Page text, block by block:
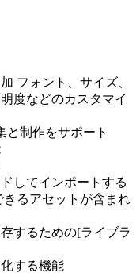
フォント、サイズ、
度などのカスタマイ
と制作をサポート
してインポートする
るアセットが含まれ
するための[ライブラ
する機能